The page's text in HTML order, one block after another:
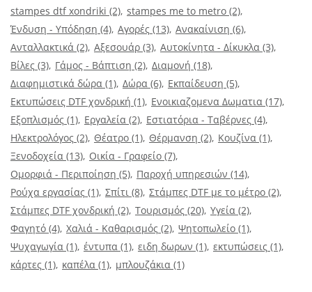
stampes dtf xondriki (2) stampes me to metro (2)
Ένδυση - Υπόδηση (4) Αγορές (13) Ανακαίνιση (6)
Ανταλλακτικά (2) Αξεσουάρ (3) Αυτοκίνητα - Δίκυκλα (3)
Βίλες (3) Γάμος - Βάπτιση (2) Διαμονή (18)
Διαφημιστικά δώρα (1) Δώρα (6) Εκπαίδευση (5)
Εκτυπώσεις DTF χονδρική (1) Ενοικιαζομενα Δωματια (17)
Εξοπλισμός (1) Εργαλεία (2) Εστιατόρια - Ταβέρνες (4)
Ηλεκτρολόγος (2) Θέατρο (1) Θέρμανση (2) Κουζίνα (1)
Ξενοδοχεία (13) Οικία - Γραφείο (7)
Ομορφιά - Περιποίηση (5) Παροχή υπηρεσιών (14)
Ρούχα εργασίας (1) Σπίτι (8) Στάμπες DTF με το μέτρο (2)
Στάμπες DTF χονδρική (2) Τουρισμός (20) Υγεία (2)
Φαγητό (4) Χαλιά - Καθαρισμός (2) Ψητοπωλείο (1)
Ψυχαγωγία (1) έντυπα (1) ειδη δωρων (1) εκτυπώσεις (1)
κάρτες (1) καπέλα (1) μπλουζάκια (1)